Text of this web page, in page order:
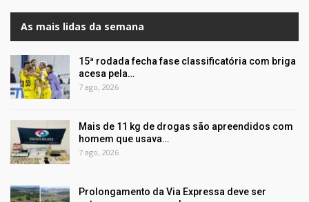
As mais lidas da semana
15ª rodada fecha fase classificatória com briga
acesa pela…
7 ago, 2026
Mais de 11 kg de drogas são apreendidos com
homem que usava…
7 ago, 2026
Prolongamento da Via Expressa deve ser